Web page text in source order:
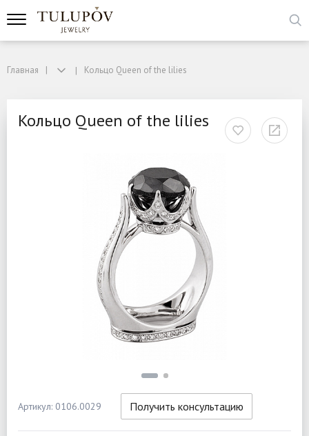
Главная Кольцо Queen of the lilies
Кольцо Queen of the lilies
Артикул: 0106.0029 Получить консультацию